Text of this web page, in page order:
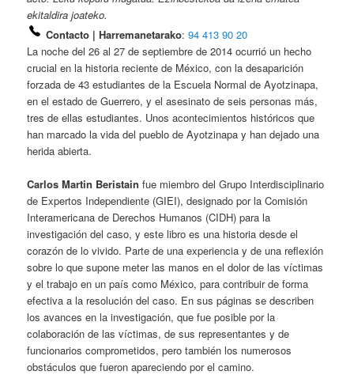
ekitaldira joateko.
Contacto | Harremanetarako:94 413 90 20
La noche del 26 al 27 de septiembre de 2014 ocurrió un hecho
crucial en la historia reciente de México, con la desaparición
forzada de 43 estudiantes de la Escuela Normal de Ayotzinapa,
en el estado de Guerrero, y el asesinato de seis personas más,
tres de ellas estudiantes. Unos acontecimientos históricos que
han marcado la vida del pueblo de Ayotzinapa y han dejado una
herida abierta.
Carlos Martin Beristainfue miembro del Grupo Interdisciplinario
de Expertos Independiente (GIEI), designado por la Comisión
Interamericana de Derechos Humanos (CIDH) para la
investigación del caso, y este libro es una historia desde el
corazón de lo vivido. Parte de una experiencia y de una reflexión
sobre lo que supone meter las manos en el dolor de las víctimas
y el trabajo en un país como México, para contribuir de forma
efectiva a la resolución del caso. En sus páginas se describen
los avances en la investigación, que fue posible por la
colaboración de las víctimas, de sus representantes y de
funcionarios comprometidos, pero también los numerosos
obstáculos que fueron apareciendo por el camino.